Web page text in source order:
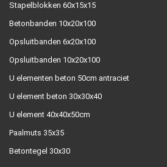
Stapelblokken 60x15x15
Betonbanden 10x20x100
Opsluitbanden 6x20x100
Opsluitbanden 10x20x100
U elementen beton 50cm antraciet
U element beton 30x30x40
U element 40x40x50cm
Paalmuts 35x35
Betontegel 30x30